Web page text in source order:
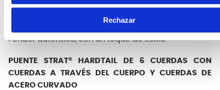
Rechazar
Una versión moderna de nuestro sonido clásico,
nuestras cápsulas Player Series están diseñadas
Fender auténtico, con un toque de estilo.
PUENTE STRAT® HARDTAIL DE 6 CUERDAS CON
CUERDAS A TRAVÉS DEL CUERPO Y CUERDAS DE
ACERO CURVADO